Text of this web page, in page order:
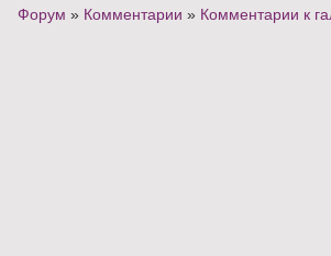
Форум » Комментарии » Комментарии к